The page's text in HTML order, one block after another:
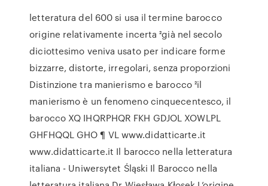
letteratura del 600 si usa il termine barocco
origine relativamente incerta ²già nel secolo
diciottesimo veniva usato per indicare forme
bizzarre, distorte, irregolari, senza proporzioni
Distinzione tra manierismo e barocco ²il
manierismo è un fenomeno cinquecentesco, il
barocco XQ IHQRPHQR FKH GDJOL XOWLPL
GHFHQQL GHO ¶ VL www.didatticarte.it
www.didatticarte.it Il barocco nella letteratura
italiana - Uniwersytet Śląski Il Barocco nella